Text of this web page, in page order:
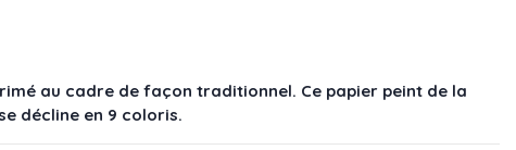
au cadre de façon traditionnel. Ce papier peint de la
décline en 9 coloris.